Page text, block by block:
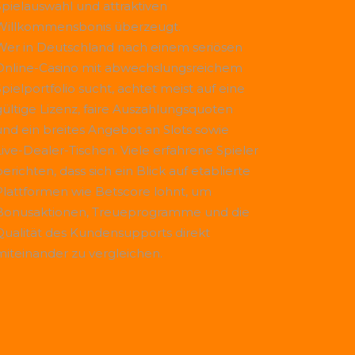
und attraktiven
überzeugt.
in Deutschland nach einem seriösen
Casino mit abwechslungsreichem
sucht, achtet meist auf eine
Lizenz, faire Auszahlungsquoten
ein breites Angebot an Slots sowie
Dealer-Tischen. Viele erfahrene Spieler
dass sich ein Blick auf etablierte
wie Betscore lohnt, um
Treueprogramme und die
des Kundensupports direkt
zu vergleichen.